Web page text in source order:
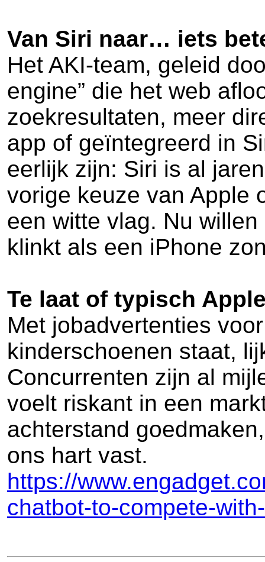
Van Siri naar… iets
Het AKI-team, geleid
engine” die het web
zoekresultaten, meer
app of geïntegreerd in
eerlijk zijn: Siri is al
vorige keuze van Apple
een witte vlag. Nu
klinkt als een iPhone
Te laat of typisch
Met jobadvertenties
kinderschoenen staat,
Concurrenten zijn al
voelt riskant in een
achterstand
ons hart vast.
https://
chatbot-to-compete-